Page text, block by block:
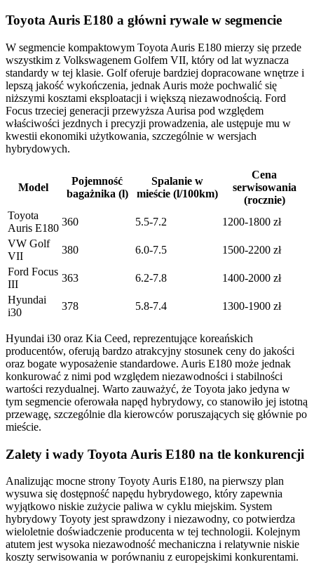
Toyota Auris E180 a główni rywale w segmencie
W segmencie kompaktowym Toyota Auris E180 mierzy się przede
wszystkim z Volkswagenem Golfem VII, który od lat wyznacza
standardy w tej klasie. Golf oferuje bardziej dopracowane wnętrze i
lepszą jakość wykończenia, jednak Auris może pochwalić się
niższymi kosztami eksploatacji i większą niezawodnością. Ford
Focus trzeciej generacji przewyższa Aurisa pod względem
właściwości jezdnych i precyzji prowadzenia, ale ustępuje mu w
kwestii ekonomiki użytkowania, szczególnie w wersjach
hybrydowych.
Model
Pojemność
bagażnika (l)
Spalanie w
mieście (l/100km)
Cena
serwisowania
(rocznie)
Toyota
Auris E180
360 5.5-7.2
1200-1800 zł
VW Golf
VII
380 6.0-7.5
1500-2200 zł
Ford Focus
III
363 6.2-7.8
1400-2000 zł
Hyundai
i30
378 5.8-7.4 1300-1900 zł
Hyundai i30 oraz Kia Ceed, reprezentujące koreańskich
producentów, oferują bardzo atrakcyjny stosunek ceny do jakości
oraz bogate wyposażenie standardowe. Auris E180 może jednak
konkurować z nimi pod względem niezawodności i stabilności
wartości rezydualnej. Warto zauważyć, że Toyota jako jedyna w
tym segmencie oferowała napęd hybrydowy, co stanowiło jej istotną
przewagę, szczególnie dla kierowców poruszających się głównie po
mieście.
Zalety i wady Toyota Auris E180 na tle konkurencji
Analizując mocne strony Toyoty Auris E180, na pierwszy plan
wysuwa się dostępność napędu hybrydowego, który zapewnia
wyjątkowo niskie zużycie paliwa w cyklu miejskim. System
hybrydowy Toyoty jest sprawdzony i niezawodny, co potwierdza
wieloletnie doświadczenie producenta w tej technologii. Kolejnym
atutem jest wysoka niezawodność mechaniczna i relatywnie niskie
koszty serwisowania w porównaniu z europejskimi konkurentami.